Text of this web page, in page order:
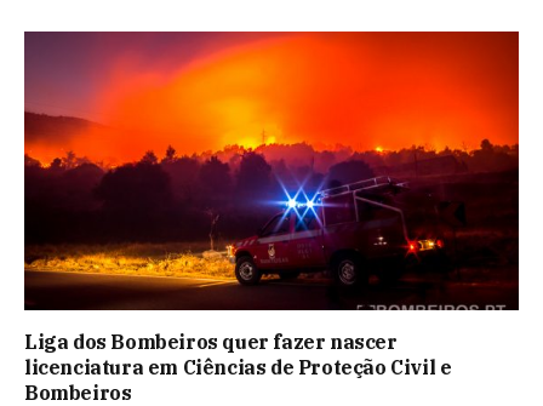
Liga dos Bombeiros quer fazer nascer
licenciatura em Ciências de Proteção Civil e
Bombeiros